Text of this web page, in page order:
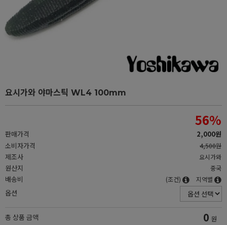
요시가와 야마스틱 WL4 100mm
판매가격
56%
2,000원
소비자가격
4,500원
제조사 요시가와
원산지 중국
배송비 (조건) 지역별
옵션
총 상품 금액 0 원